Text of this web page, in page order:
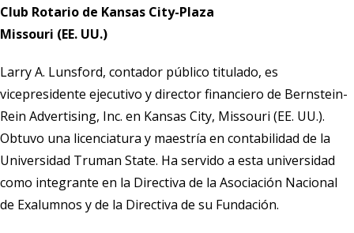
Club Rotario de Kansas City-Plaza
Missouri (EE. UU.)
Larry A. Lunsford, contador público titulado, es
vicepresidente ejecutivo y director financiero de Bernstein-
Rein Advertising, Inc. en Kansas City, Missouri (EE. UU.).
Obtuvo una licenciatura y maestría en contabilidad de la
Universidad Truman State. Ha servido a esta universidad
como integrante en la Directiva de la Asociación Nacional
de Exalumnos y de la Directiva de su Fundación.